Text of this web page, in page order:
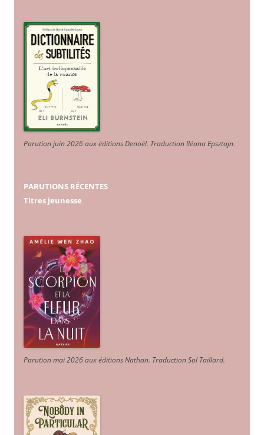
Parution juin 2026 aux éditions Denoël. Traduction Iléana Epsztajn.
PARUTIONS RÉCENTES
Titres jeunesse
Parution mai 2026 aux éditions Nathan. Traduction Sol Taillard.